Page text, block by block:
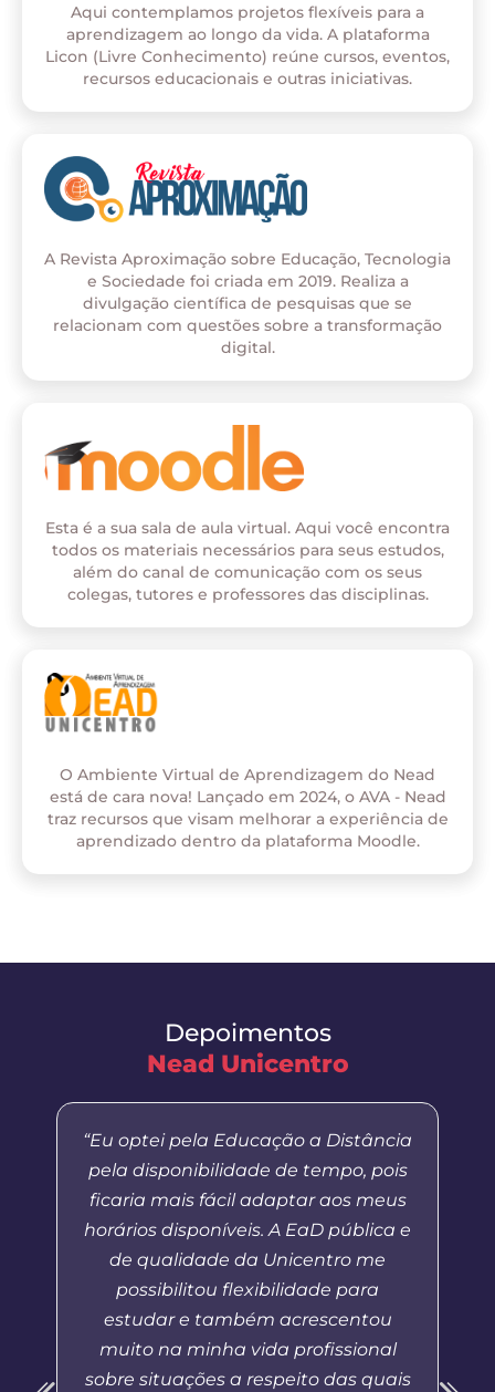
Aqui contemplamos projetos flexíveis para a
aprendizagem ao longo da vida. A plataforma
Licon (Livre Conhecimento) reúne cursos, eventos,
recursos educacionais e outras iniciativas.
A Revista Aproximação sobre Educação, Tecnologia
e Sociedade foi criada em 2019. Realiza a
divulgação científica de pesquisas que se
relacionam com questões sobre a transformação
digital.
Esta é a sua sala de aula virtual. Aqui você encontra
todos os materiais necessários para seus estudos,
além do canal de comunicação com os seus
colegas, tutores e professores das disciplinas.
O Ambiente Virtual de Aprendizagem do Nead
está de cara nova! Lançado em 2024, o AVA - Nead
traz recursos que visam melhorar a experiência de
aprendizado dentro da plataforma Moodle.
Depoimentos
Nead Unicentro
“Eu optei pela Educação a Distância
pela disponibilidade de tempo, pois
ficaria mais fácil adaptar aos meus
horários disponíveis. A EaD pública e
de qualidade da Unicentro me
possibilitou flexibilidade para
estudar e também acrescentou
muito na minha vida profissional
sobre situações a respeito das quais